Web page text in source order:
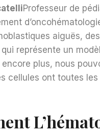
Professeur de
aiguës,
qui représente un
plus, nous
cellules ont toutes